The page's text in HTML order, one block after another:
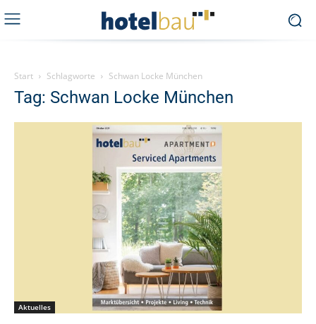
Start Schlagworte Schwan Locke München
Tag: Schwan Locke München
Aktuelles